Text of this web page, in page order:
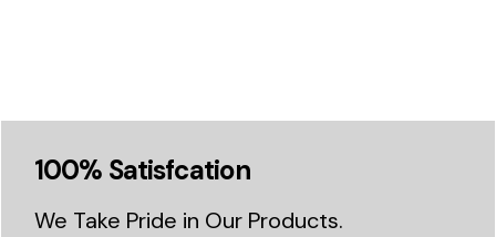
100% Satisfcation
We Take Pride in Our Products.